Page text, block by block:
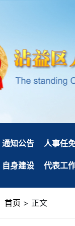
通知公告 人事任
自身建设 代表工
首页 > 正文